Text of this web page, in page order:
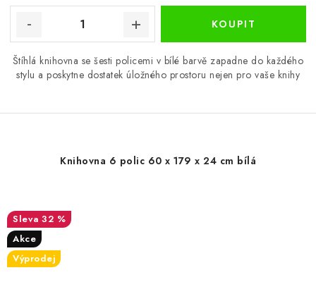
Štíhlá knihovna se šesti policemi v bílé barvě zapadne do každého
stylu a poskytne dostatek úložného prostoru nejen pro vaše knihy
Knihovna 6 polic 60 x 179 x 24 cm bílá
32 %
Akce
Výprodej